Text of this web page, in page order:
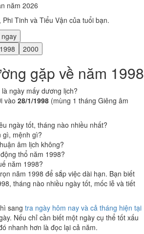
năm 2026
Tinh và Tiểu Vận của tuổi bạn.
1998 2000
gặp về năm 1998
ngày mấy dương lịch?
vào 28/1/1998 (mùng 1 tháng Giêng âm
ngày tốt, tháng nào nhiều nhất?
gì, mệnh gì?
âm lịch không?
thổ năm 1998?
năm 1998?
năm 1998 để sắp việc dài hạn. Bạn biết
tháng nào nhiều ngày tốt, mốc lễ và tiết
sang tra ngày hôm nay và cả tháng hiện tại
Nếu chỉ cần biết một ngày cụ thể tốt xấu
nhanh hơn là đọc lại cả năm.